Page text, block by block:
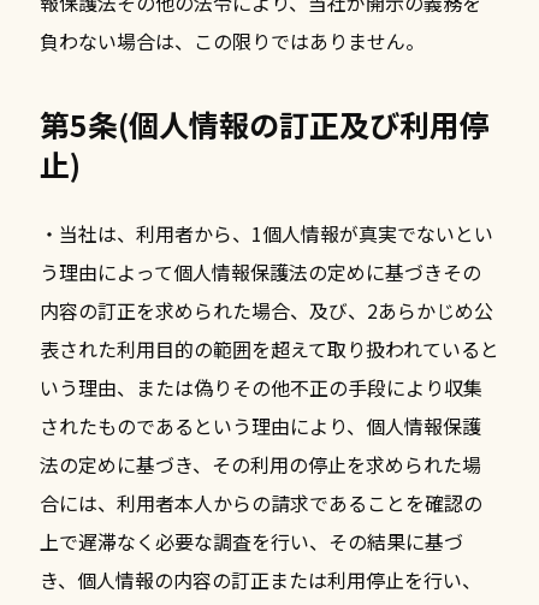
負わない場合は、この限りではありません。
第5条(個人情報の訂正及び利用停
止)
・当社は、利用者から、1個人情報が真実でないとい
う理由によって個人情報保護法の定めに基づきその
内容の訂正を求められた場合、及び、2あらかじめ公
表された利用目的の範囲を超えて取り扱われていると
いう理由、または偽りその他不正の手段により収集
されたものであるという理由により、個人情報保護
法の定めに基づき、その利用の停止を求められた場
合には、利用者本人からの請求であることを確認の
上で遅滞なく必要な調査を行い、その結果に基づ
き、個人情報の内容の訂正または利用停止を行い、